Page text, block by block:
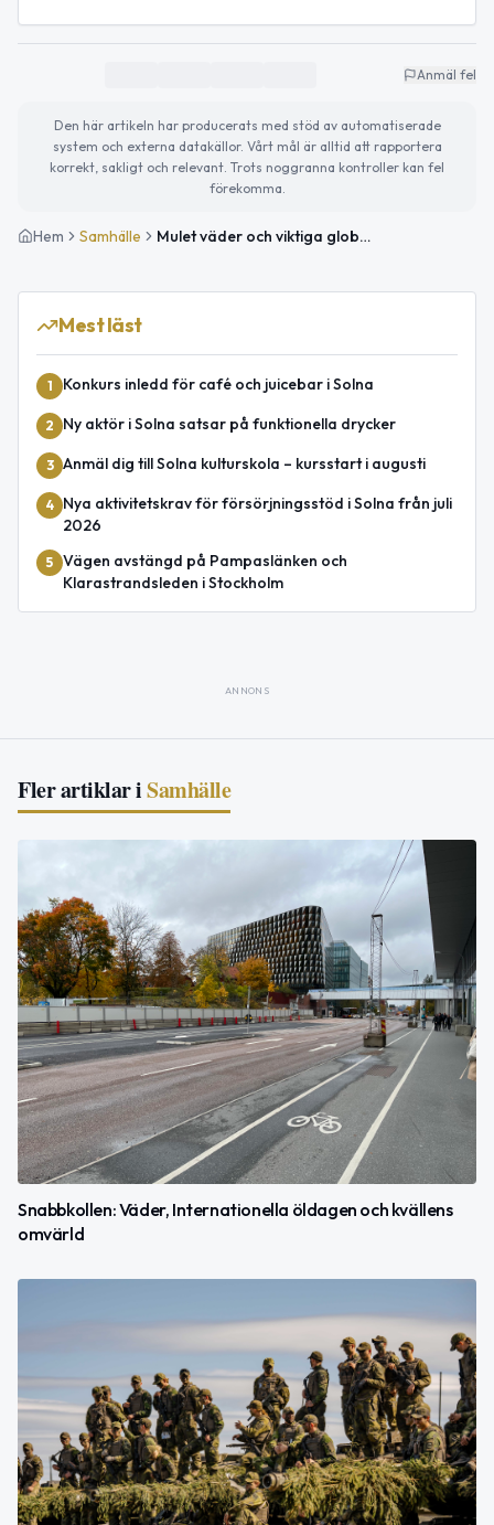
Anmäl fel
Den här artikeln har producerats med stöd av automatiserade
system och externa datakällor. Vårt mål är alltid att rapportera
korrekt, sakligt och relevant. Trots noggranna kontroller kan fel
förekomma.
Hem Samhälle Mulet väder och viktiga globala nyheter – din uppdatering för dagen
Mest läst
1 Konkurs inledd för café och juicebar i Solna
2 Ny aktör i Solna satsar på funktionella drycker
3 Anmäl dig till Solna kulturskola – kursstart i augusti
4
Nya aktivitetskrav för försörjningsstöd i Solna från juli
2026
5 Vägen avstängd på Pampaslänken och
Klarastrandsleden i Stockholm
ANNONS
Fler artiklar iSamhälle
Snabbkollen: Väder, Internationella öldagen och kvällens
omvärld